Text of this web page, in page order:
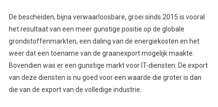
De bescheiden, bijna verwaarloosbare, groei sinds 2015 is vooral
het resultaat van een meer gunstige positie op de globale
grondstoffenmarkten, een daling van de energiekosten en het
weer dat een toename van de graanexport mogelijk maakte.
Bovendien was er een gunstige markt voor IT-diensten. De export
van deze diensten is nu goed voor een waarde die groter is dan
die van de export van de volledige industrie.